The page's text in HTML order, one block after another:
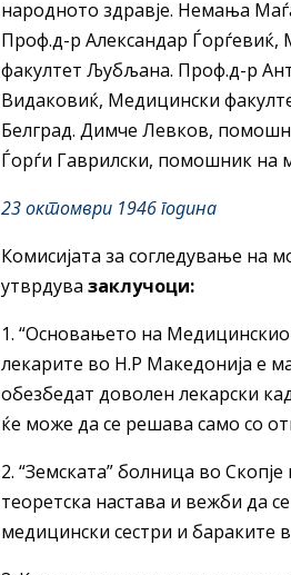
народното здравје. Немања
Проф.д-р Александар
факултет Љубљана. Проф.д-р
Видаковиќ, Медицински
Белград. Димче Левков,
Ѓорѓи Гаврилски, помошник на
23 октомври 1946 година
Комисијата за согледување на
утврдувазаклучоци:
1. “Основањето на
лекарите во Н.Р Македонија е
обезбедат доволен лекарски
ќе може да се решава само со
2. “Земската” болница во
теоретска настава и вежби да
медицински сестри и бараките